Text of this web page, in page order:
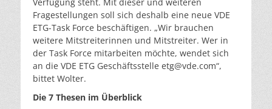
Fragestellungen soll sich deshalb eine neue VDE
ETG-Task Force beschäftigen. „Wir brauchen
weitere Mitstreiterinnen und Mitstreiter. Wer in
der Task Force mitarbeiten möchte, wendet sich
an die VDE ETG Geschäftsstelle etg@vde.com“,
bittet Wolter.
Die 7 Thesen im Überblick